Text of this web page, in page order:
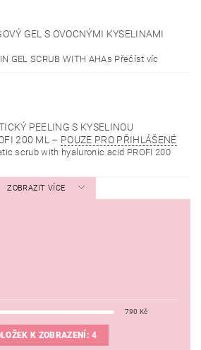
GEL S OVOCNÝMI KYSELINAMI
GEL SCRUB WITH AHAs Přečíst víc
PEELING S KYSELINOU
200 ML – POUZE PRO PŘIHLÁŠENÉ
scrub with hyaluronic acid PROFI 200
ZOBRAZIT VÍCE
790 Kč
K ZOBRAZENÍ:4